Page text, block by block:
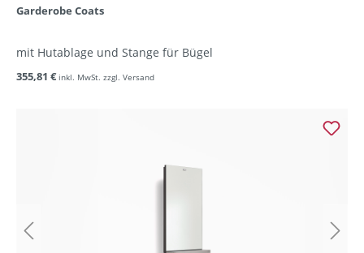
Garderobe Coats
mit Hutablage und Stange für Bügel
355,81 € inkl. MwSt. zzgl. Versand